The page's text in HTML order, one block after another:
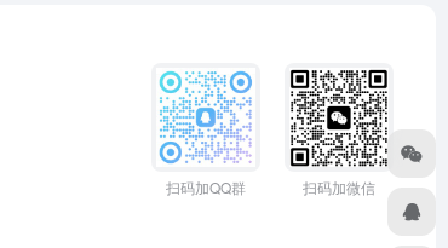
扫码加QQ群 扫码加微信